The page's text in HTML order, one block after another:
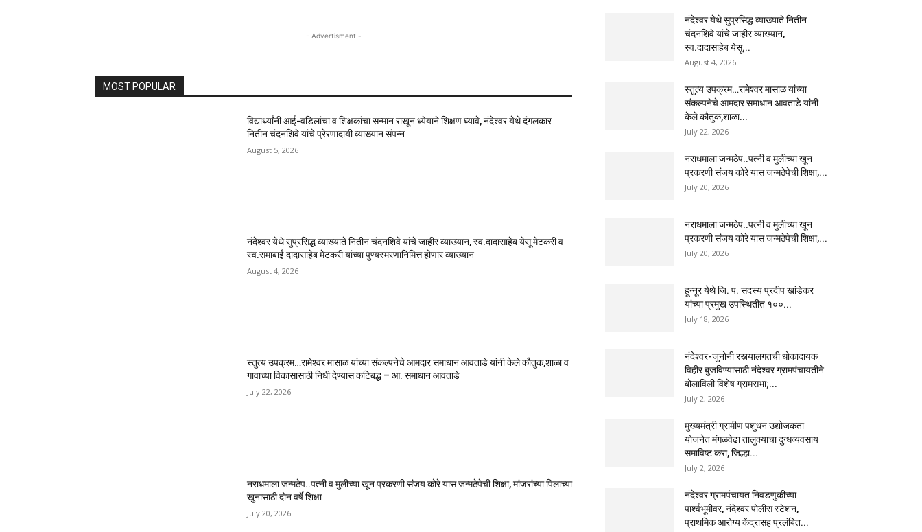
- Advertisment -
MOST POPULAR
विद्यार्थ्यांनी आई-वडिलांचा व शिक्षकांचा सन्मान राखून ध्येयाने शिक्षण घ्यावे, नंदेश्वर येथे दंगलकार
नितीन चंदनशिवे यांचे प्रेरणादायी व्याख्यान संपन्न
August 5, 2026
नंदेश्वर येथे सुप्रसिद्ध व्याख्याते नितीन चंदनशिवे यांचे जाहीर व्याख्यान, स्व.दादासाहेब येसू मेटकरी व
स्व.समाबाई दादासाहेब मेटकरी यांच्या पुण्यस्मरणानिमित्त होणार व्याख्यान
August 4, 2026
स्तुत्य उपक्रम…रामेश्वर मासाळ यांच्या संकल्पनेचे आमदार समाधान आवताडे यांनी केले कौतुक,शाळा व
गावाच्या विकासासाठी निधी देण्यास कटिबद्ध – आ. समाधान आवताडे
July 22, 2026
नराधमाला जन्मठेप..पत्नी व मुलीच्या खून प्रकरणी संजय कोरे यास जन्मठेपेची शिक्षा, मांजरांच्या पिलाच्या
खुनासाठी दोन वर्षे शिक्षा
July 20, 2026
नंदेश्वर येथे सुप्रसिद्ध व्याख्याते नितीन
चंदनशिवे यांचे जाहीर व्याख्यान,
स्व.दादासाहेब येसू...
August 4, 2026
स्तुत्य उपक्रम…रामेश्वर मासाळ यांच्या
संकल्पनेचे आमदार समाधान आवताडे यांनी
केले कौतुक,शाळा...
July 22, 2026
नराधमाला जन्मठेप..पत्नी व मुलीच्या खून
प्रकरणी संजय कोरे यास जन्मठेपेची शिक्षा,...
July 20, 2026
नराधमाला जन्मठेप..पत्नी व मुलीच्या खून
प्रकरणी संजय कोरे यास जन्मठेपेची शिक्षा,...
July 20, 2026
हून्नूर येथे जि. प. सदस्य प्रदीप खांडेकर
यांच्या प्रमुख उपस्थितीत १००...
July 18, 2026
नंदेश्वर-जुनोनी रस्त्यालगतची धोकादायक
विहीर बुजविण्यासाठी नंदेश्वर ग्रामपंचायतीने
बोलाविली विशेष ग्रामसभा;...
July 2, 2026
मुख्यमंत्री ग्रामीण पशुधन उद्योजकता
योजनेत मंगळवेढा तालुक्याचा दुग्धव्यवसाय
समाविष्ट करा, जिल्हा...
July 2, 2026
नंदेश्वर ग्रामपंचायत निवडणुकीच्या
पार्श्वभूमीवर, नंदेश्वर पोलीस स्टेशन,
प्राथमिक आरोग्य केंद्रासह प्रलंबित...